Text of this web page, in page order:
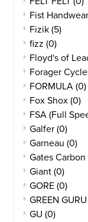
Fist Handwear
Fizik (5)
fizz (0)
Floyd's of
Forager
FORMULA (0)
Fox Shox (0)
FSA (Full
Galfer (0)
Garneau (0)
Gates
Giant (0)
GORE (0)
GREEN GURU
GU (0)